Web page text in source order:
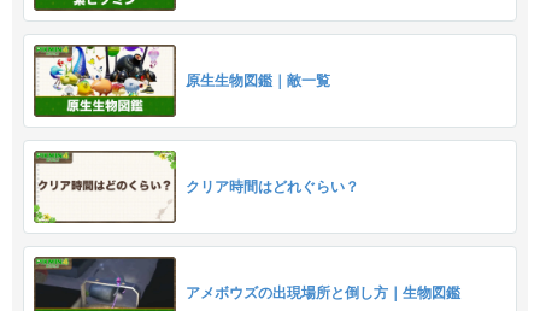
原生生物図鑑｜敵一覧
クリア時間はどれぐらい？
アメボウズの出現場所と倒し方｜生物図鑑